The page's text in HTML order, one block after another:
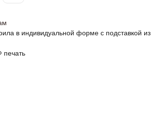
в индивидуальной форме с подставкой из
печать